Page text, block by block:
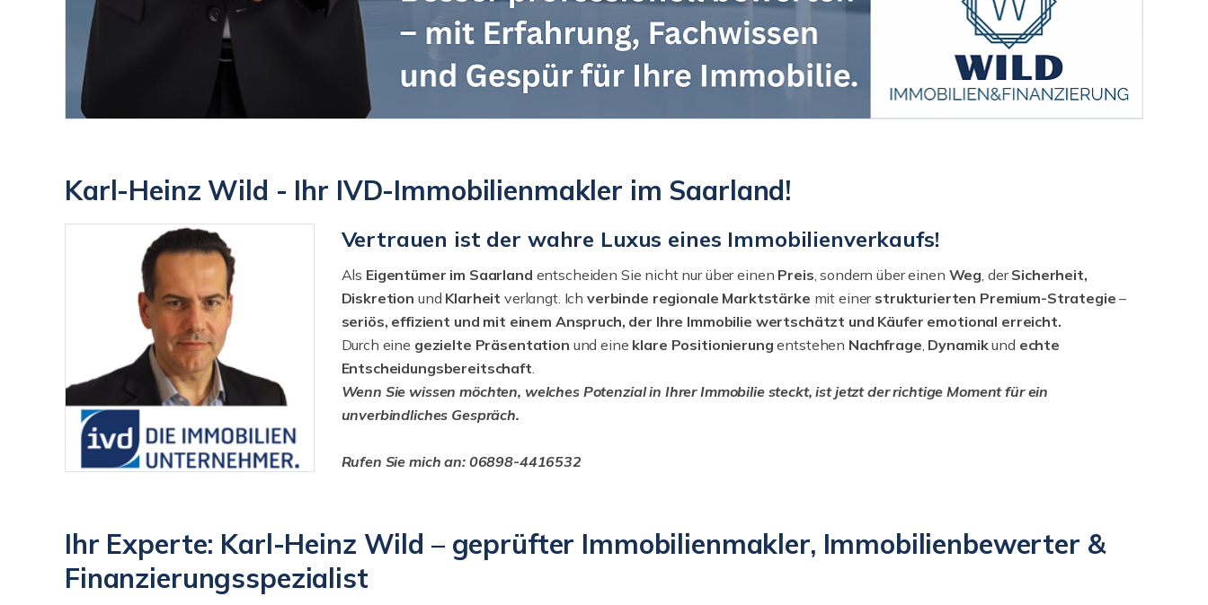
Karl-Heinz Wild - Ihr IVD-Immobilienmakler im Saarland!
Vertrauen ist der wahre Luxus eines Immobilienverkaufs!
Als Eigentümer im Saarland entscheiden Sie nicht nur über einen Preis , sondern über einen Weg , derSicherheit,
Diskretion und Klarheit verlangt. Ichverbinde regionale Marktstärke mit einer strukturierten Premium-Strategie –
seriös, effizient und mit einem Anspruch, der Ihre Immobilie wertschätzt und Käufer emotional erreicht.
Durch eine gezielte Präsentation und eine klare Positionierung entstehen Nachfrage Dynamikund echte
Entscheidungsbereitschaft
Wenn Sie wissen möchten, welches Potenzial in Ihrer Immobilie steckt, ist jetzt der richtige Moment für ein
unverbindliches Gespräch.
Rufen Sie mich an: 06898-4416532
Ihr Experte: Karl-Heinz Wild – geprüfter Immobilienmakler, Immobilienbewerter &
Finanzierungsspezialist